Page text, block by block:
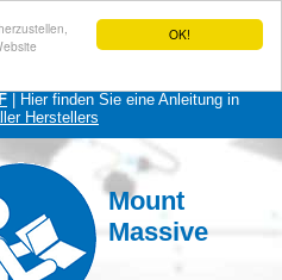
OK!
| Hier finden Sie eine Anleitung in
Herstellers
Mount
Massive